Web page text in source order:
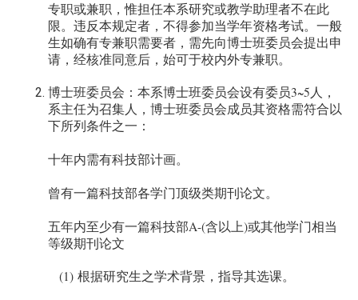
专职或兼职，惟担任本系研究或教学助理者不在此
限。违反本规定者，不得参加当学年资格考试。 一般
生如确有专兼职需要者，需先向博士班委员会提出申
请，经核准同意后，始可于校内外专兼职。
博士班委员会：本系博士班委员会设有委员3~5 人，
系主任为召集人，博士班委员会成员其资格需符合以
下所列条件之一：
十年内需有科技部计画。
曾有一篇科技部各学门顶级类期刊论文。
五年内至少有一篇科技部A-(含以上)或其他学门相当
等级期刊论文
(1) 根据研究生之学术背景，指导其选课。